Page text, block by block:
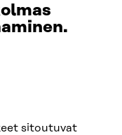
sitoutuvat